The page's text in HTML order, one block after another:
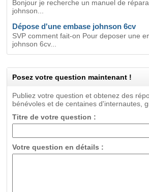
Bonjour je recherche un manuel de
johnson...
Dépose d'une embase johnson 6cv
SVP comment fait-on Pour deposer une
johnson 6cv...
Posez votre question maintenant !
Publiez votre question et obtenez des
bénévoles et de centaines d'internautes,
Titre de votre question :
Votre question en détails :